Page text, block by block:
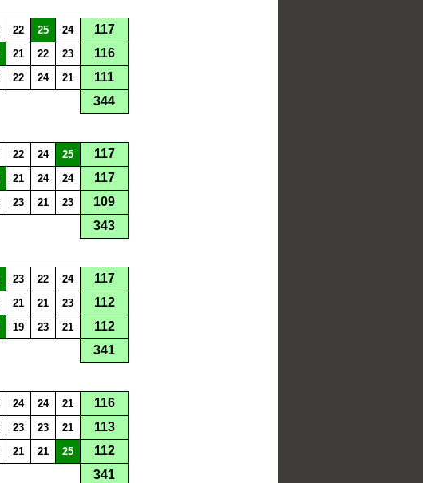
22 25 24 117
21 22 23 116
22 24 21
111
344
22 24 25 117
21 24 24 117
23 21 23
109
343
23 22 24 117
21 21 23 112
19 23 21
112
341
24 24 21 116
23 23 21 113
21 21 25
112
341